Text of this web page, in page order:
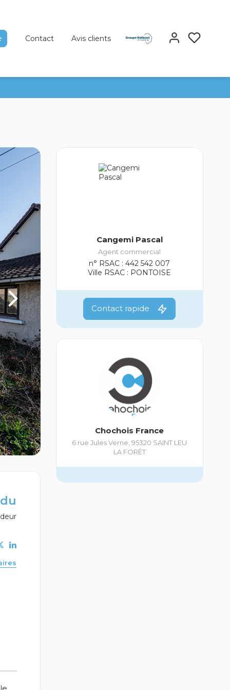
Contact Avis clients
Cangemi Pascal
Agent commercial
n° RSAC : 442 542 007
Ville RSAC : PONTOISE
Contact rapide
Chochois France
6 rue Jules Verne ,95320 SAINT LEU
LA FORÊT